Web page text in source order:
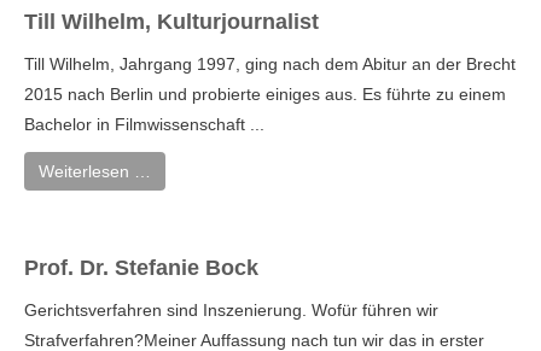
Till Wilhelm, Kulturjournalist
Till Wilhelm, Jahrgang 1997, ging nach dem Abitur an der Brecht
2015 nach Berlin und probierte einiges aus. Es führte zu einem
Bachelor in Filmwissenschaft ...
Weiterlesen …
Prof. Dr. Stefanie Bock
Gerichtsverfahren sind Inszenierung. Wofür führen wir
Strafverfahren?Meiner Auffassung nach tun wir das in erster